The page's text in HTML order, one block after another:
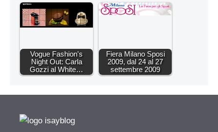
Vogue Fashion's
Night Out: Carla
Gozzi al White…
Fiera Milano Sposi
2009, dal 24 al 27
settembre 2009